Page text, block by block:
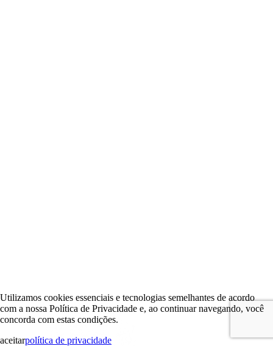
Utilizamos cookies essenciais e tecnologias semelhantes de acordo
com a nossa Política de Privacidade e, ao continuar navegando, você
concorda com estas condições.
aceitarpolítica de privacidade